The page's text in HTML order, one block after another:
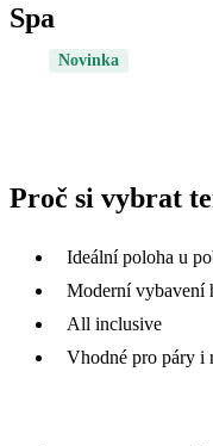
Spa
Novinka
Proč si vybrat
Ideální poloha u
Moderní vybavení
All inclusive
Vhodné pro páry i